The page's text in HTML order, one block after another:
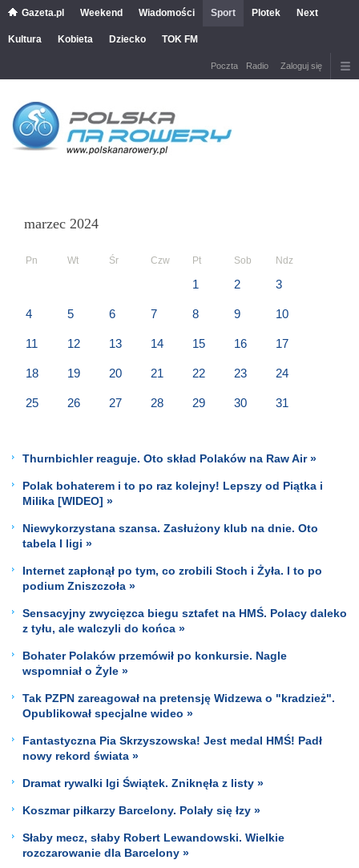
Gazeta.pl Weekend Wiadomości Sport Plotek Next
Kultura Kobieta Dziecko TOK FM
Poczta Radio Zaloguj się
marzec 2024
Pn Wt Śr Czw Pt Sob Ndz
1 2 3
4 5 6 7 8 9 10
11 12 13 14 15 16 17
18 19 20 21 22 23 24
25 26 27 28 29 30 31
Thurnbichler reaguje. Oto skład Polaków na Raw Air »
Polak bohaterem i to po raz kolejny! Lepszy od Piątka i
Milika [WIDEO] »
Niewykorzystana szansa. Zasłużony klub na dnie. Oto
tabela I ligi »
Internet zapłonął po tym, co zrobili Stoch i Żyła. I to po
podium Zniszczoła »
Sensacyjny zwycięzca biegu sztafet na HMŚ. Polacy daleko
z tyłu, ale walczyli do końca »
Bohater Polaków przemówił po konkursie. Nagle
wspomniał o Żyle »
Tak PZPN zareagował na pretensję Widzewa o "kradzież".
Opublikował specjalne wideo »
Fantastyczna Pia Skrzyszowska! Jest medal HMŚ! Padł
nowy rekord świata »
Dramat rywalki Igi Świątek. Zniknęła z listy »
Koszmar piłkarzy Barcelony. Polały się łzy »
Słaby mecz, słaby Robert Lewandowski. Wielkie
rozczarowanie dla Barcelony »